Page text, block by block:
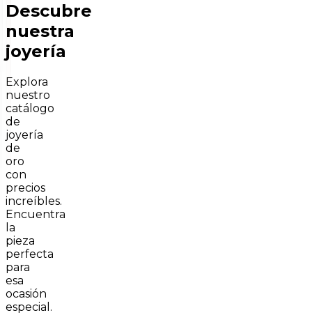
Descubre
nuestra
joyería
Explora
nuestro
catálogo
de
joyería
de
oro
con
precios
increíbles.
Encuentra
la
pieza
perfecta
para
esa
ocasión
especial.